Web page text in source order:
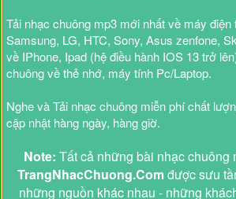
Tải nhạc chuông mp3 mới nhất về máy điện
Samsung, LG, HTC, Sony, Asus zenfone,
về IPhone, Ipad (hệ điều hành IOS 13 trở
chuông về thẻ nhớ, máy tính Pc/Laptop.
Nghe và Tải nhạc chuông miễn phí chất
cập nhật hàng ngày, hàng giờ.
Note: Tất cả những bài nhạc chuông
TrangNhacChuong.Comđược sưu
những nguồn khác nhau - những